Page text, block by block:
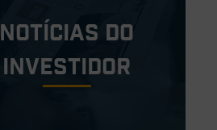
Notícias do
investidor